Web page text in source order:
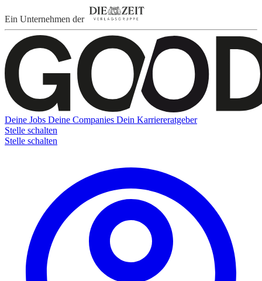
Ein Unternehmen der
Deine Jobs Deine Companies Dein Karriereratgeber
Stelle schalten
Stelle schalten